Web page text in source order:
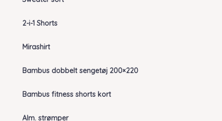
2-i-1 Shorts
Mirashirt
Bambus dobbelt sengetøj 200×220
Bambus fitness shorts kort
Alm. strømper